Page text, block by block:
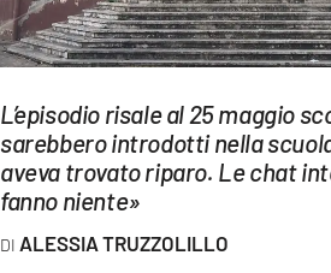
LAC TV
LAC ONAIR
LaC
L’episodio risale al 25 maggio
sarebbero introdotti nella
aveva trovato riparo. Le chat
fanno niente»
ALESSIA TRUZZOLILLO